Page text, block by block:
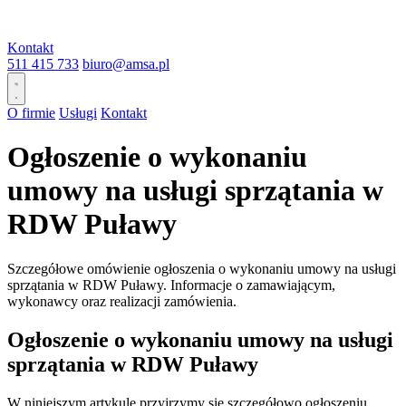
Kontakt
511 415 733 biuro@amsa.pl
O firmie Usługi Kontakt
Ogłoszenie o wykonaniu
umowy na usługi sprzątania w
RDW Puławy
Szczegółowe omówienie ogłoszenia o wykonaniu umowy na usługi
sprzątania w RDW Puławy. Informacje o zamawiającym,
wykonawcy oraz realizacji zamówienia.
Ogłoszenie o wykonaniu umowy na usługi
sprzątania w RDW Puławy
W niniejszym artykule przyjrzymy się szczegółowo ogłoszeniu